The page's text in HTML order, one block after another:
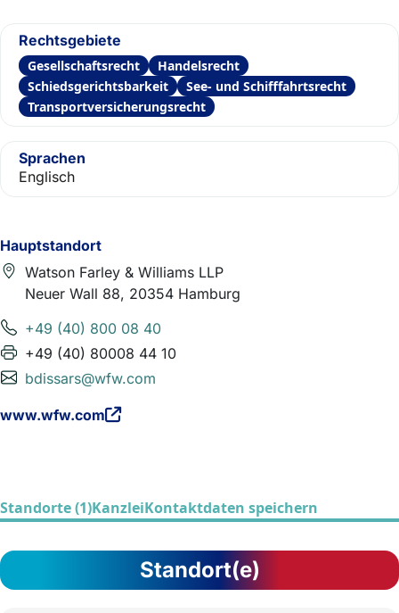
Hauptstandort
Watson Farley & Williams LLP
Neuer Wall 88, 20354 Hamburg
+49 (40) 800 08 40
+49 (40) 80008 44 10
bdissars@wfw.com
www.wfw.com
Rechtsgebiete
Gesellschaftsrecht
Handelsrecht
Schiedsgerichtsbarkeit
See- und Schifffahrtsrecht
Transportversicherungsrecht
Sprachen
Englisch
Standorte (1)KanzleiKontaktdaten speichern
Standort(e)